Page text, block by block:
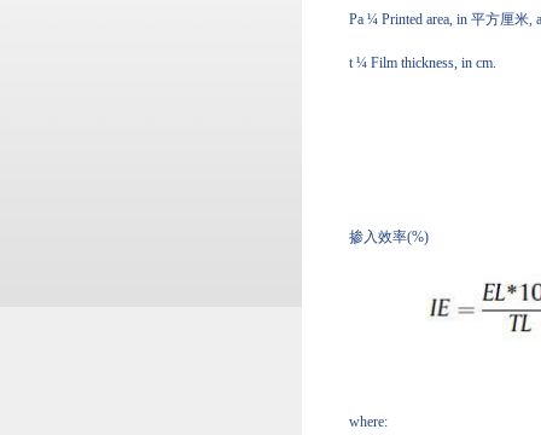
Pa ¼ Printed area, in 平方厘米,
t ¼ Film thickness, in cm.
掺入效率(%)
where: